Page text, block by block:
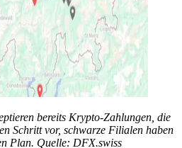
bereits Krypto-Zahlungen, die
Schritt vor, schwarze Filialen haben
Plan. Quelle: DFX.swiss